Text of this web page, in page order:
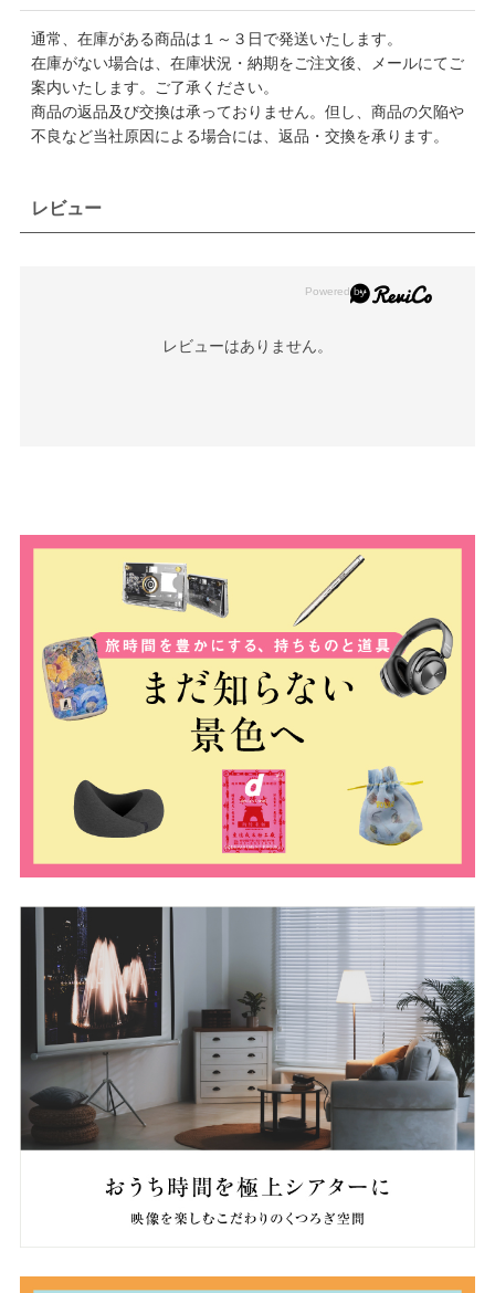
通常、在庫がある商品は１～３日で発送いたします。
在庫がない場合は、在庫状況・納期をご注文後、メールにてご
案内いたします。ご了承ください。
商品の返品及び交換は承っておりません。但し、商品の欠陥や
不良など当社原因による場合には、返品・交換を承ります。
レビュー
レビューはありません。